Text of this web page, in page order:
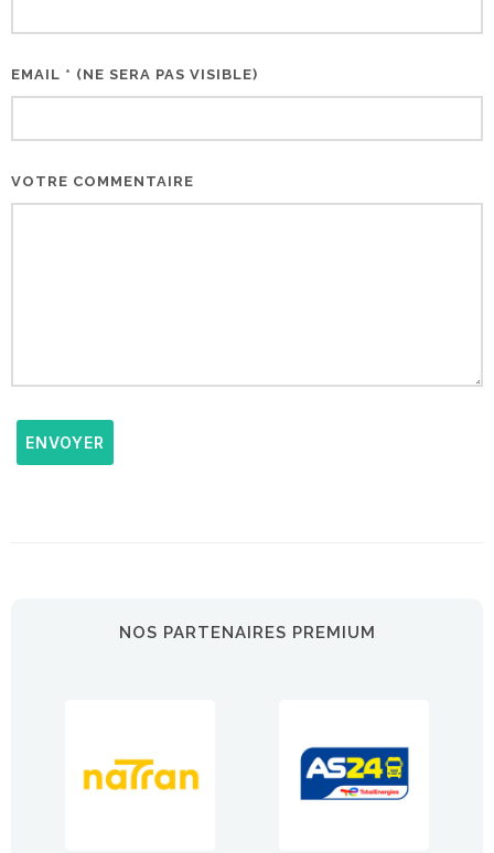
EMAIL * (NE SERA PAS VISIBLE)
VOTRE COMMENTAIRE
ENVOYER
NOS PARTENAIRES PREMIUM